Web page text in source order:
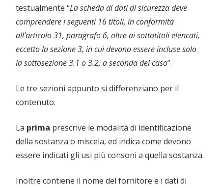
testualmente “La scheda di dati di sicurezza deve
comprendere i seguenti 16 titoli, in conformità
all’articolo 31, paragrafo 6, oltre ai sottotitoli elencati,
eccetto la sezione 3, in cui devono essere incluse solo
la sottosezione 3.1 o 3.2, a seconda del caso”.
Le tre sezioni appunto si differenziano per il
contenuto.
La prima prescrive le modalità di identificazione
della sostanza o miscela, ed indica come devono
essere indicati gli usi più consoni a quella sostanza.
Inoltre contiene il nome del fornitore e i dati di